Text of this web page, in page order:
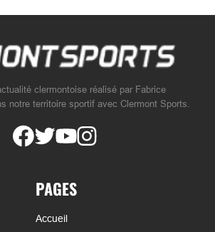
clermontoise réalisé par Fabrice
notre territoire sportif avec Clermont Sports.
PAGES
Accueil